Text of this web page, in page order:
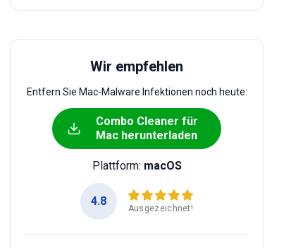
Wir empfehlen
Entfern Sie Mac-Malware Infektionen noch heute:
Combo Cleaner für
Mac herunterladen
Plattform: macOS
4.8
Ausgezeichnet!